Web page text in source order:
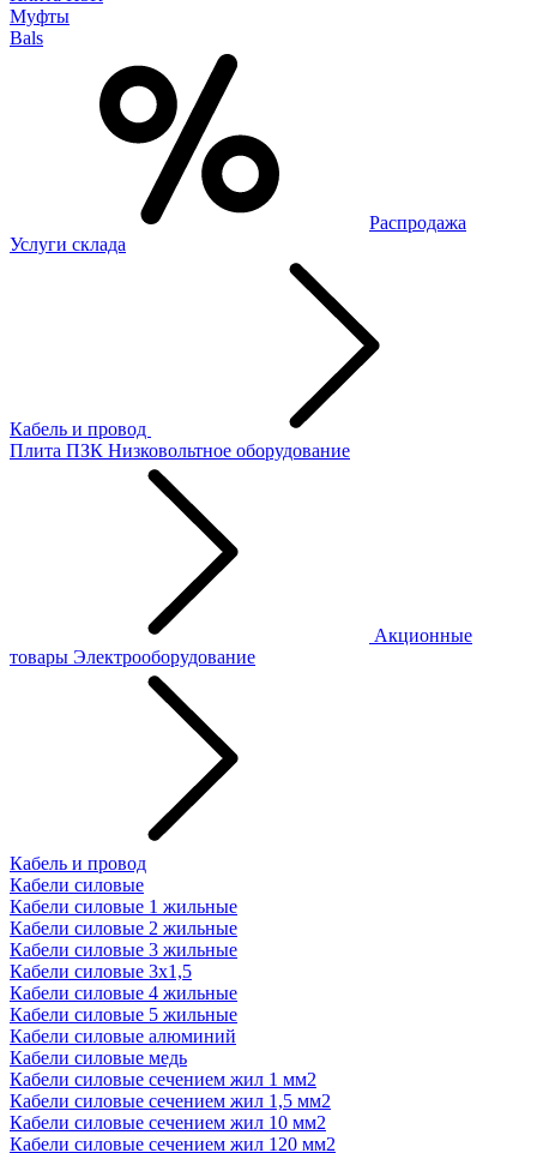
Муфты
Bals
Распродажа
Услуги склада
Кабель и провод
Плита ПЗК Низковольтное оборудование
Акционные
товары Электрооборудование
Кабель и провод
Кабели силовые
Кабели силовые 1 жильные
Кабели силовые 2 жильные
Кабели силовые 3 жильные
Кабели силовые 3х1,5
Кабели силовые 4 жильные
Кабели силовые 5 жильные
Кабели силовые алюминий
Кабели силовые медь
Кабели силовые сечением жил 1 мм2
Кабели силовые сечением жил 1,5 мм2
Кабели силовые сечением жил 10 мм2
Кабели силовые сечением жил 120 мм2